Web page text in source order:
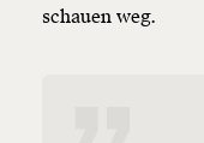
schauen weg.